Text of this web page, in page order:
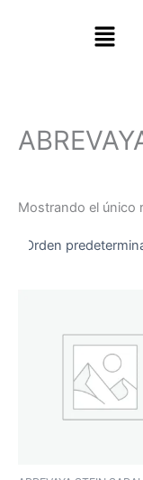
Menú
Mostrando el único